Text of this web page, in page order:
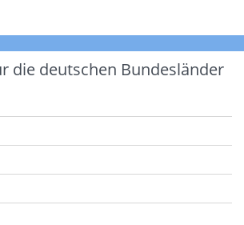
die deutschen Bundesländer